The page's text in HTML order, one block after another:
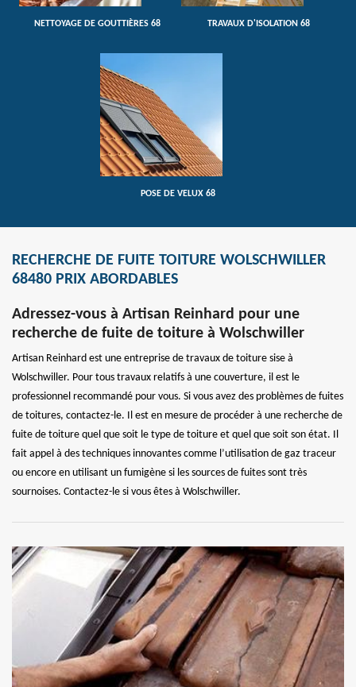
NETTOYAGE DE GOUTTIÈRES 68 TRAVAUX D'ISOLATION 68
POSE DE VELUX 68
RECHERCHE DE FUITE TOITURE WOLSCHWILLER
68480 PRIX ABORDABLES
Adressez-vous à Artisan Reinhard pour une
recherche de fuite de toiture à Wolschwiller
Artisan Reinhard est une entreprise de travaux de toiture sise à
Wolschwiller. Pour tous travaux relatifs à une couverture, il est le
professionnel recommandé pour vous. Si vous avez des problèmes de fuites
de toitures, contactez-le. Il est en mesure de procéder à une recherche de
fuite de toiture quel que soit le type de toiture et quel que soit son état. Il
fait appel à des techniques innovantes comme l’utilisation de gaz traceur
ou encore en utilisant un fumigène si les sources de fuites sont très
sournoises. Contactez-le si vous êtes à Wolschwiller.